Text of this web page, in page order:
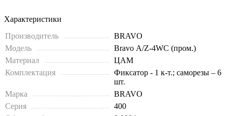
Характеристики
Производитель
BRAVO
Модель
Bravo А/Z-4WC (пром.)
Материал
ЦАМ
Комплектация
Фиксатор - 1 к-т.; саморезы – 6
шт.
Марка
BRAVO
Серия
400